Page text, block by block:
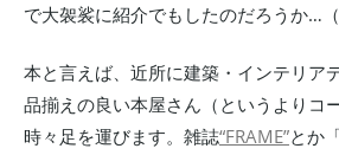
で大袈裟に紹介でもしたのだろうか…（
本と言えば、近所に建築・インテリア
品揃えの良い本屋さん（というよりコ
時々足を運びます。雑誌“FRAME”とか